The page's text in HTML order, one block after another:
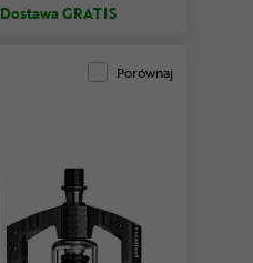
Dostawa GRATIS
Porównaj